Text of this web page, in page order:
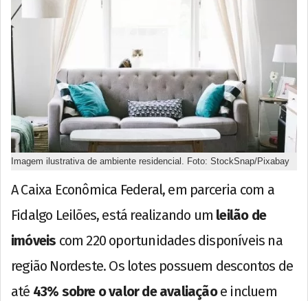
Imagem ilustrativa de ambiente residencial. Foto: StockSnap/Pixabay
A Caixa Econômica Federal, em parceria com a
Fidalgo Leilões, está realizando um leilão de
imóveis com 220 oportunidades disponíveis na
região Nordeste. Os lotes possuem descontos de
até 43% sobre o valor de avaliaçãoe incluem